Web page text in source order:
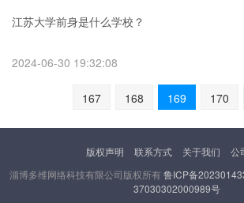
江苏大学前身是什么学校？
2024-06-30 19:32:08
167 168 169 170
版权声明 联系方式 关于我们
公
淄博多维网络科技有限公司版权所有鲁ICP备
37030302000989号